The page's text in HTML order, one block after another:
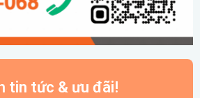
tin tức & ưu đãi!